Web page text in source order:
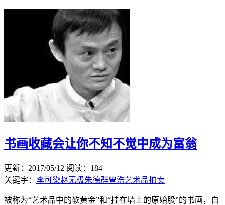
书画收藏会让你不知不觉中成为富翁
更新：2017/05/12 阅读：184
关键字： 李可染赵无极朱德群曾浩艺术品拍卖
被称为“艺术品中的软黄金”和“挂在墙上的原始股”的书画，自